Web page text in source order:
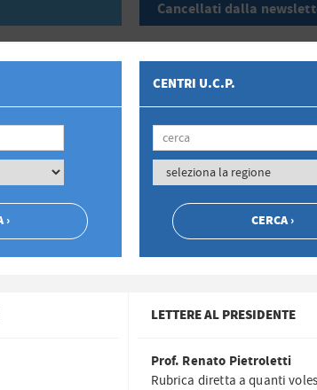
Cancellati dalla
CENTRI U.C.P.
LETTERE AL PRESIDENTE
Prof. Renato Pietroletti
Rubrica diretta a quanti